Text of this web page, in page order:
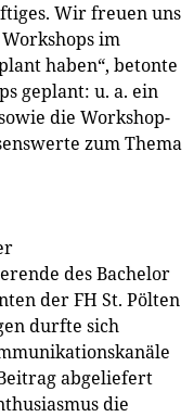
Wir freuen uns
im
haben“, betonte
geplant: u. a. ein
die Workshop-
zum Thema
des Bachelor
der FH St. Pölten
durfte sich
abgeliefert
die